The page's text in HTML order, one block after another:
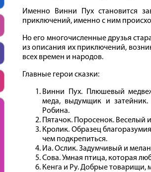
Именно Винни Пух становится
приключений, именно с ним
Но его многочисленные друзья
из описания их приключений,
всех времен и народов.
Главные герои сказки:
Винни Пух. Плюшевый
меда, выдумщик и
Робина.
Пятачок. Поросенок. Веселый
Кролик. Образец
чем подкрепиться.
Иа. Ослик. Задумчивый и
Сова. Умная птица, которая
Кенга и Ру. Добрые товарищи,